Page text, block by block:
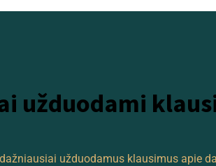
užduodami
užduodamus klausimus apie